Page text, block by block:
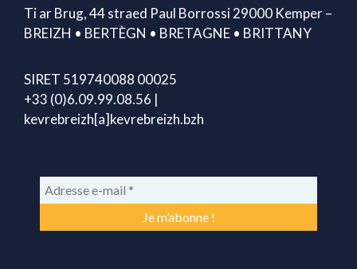
Ti ar Brug, 44 straed Paul Borrossi 29000 Kemper –
BREIZH • BERTÈGN • BRETAGNE • BRITTANY
SIRET 519740088 00025
+33 (0)6.09.99.08.56 |
kevrebreizh[a]kevrebreizh.bzh